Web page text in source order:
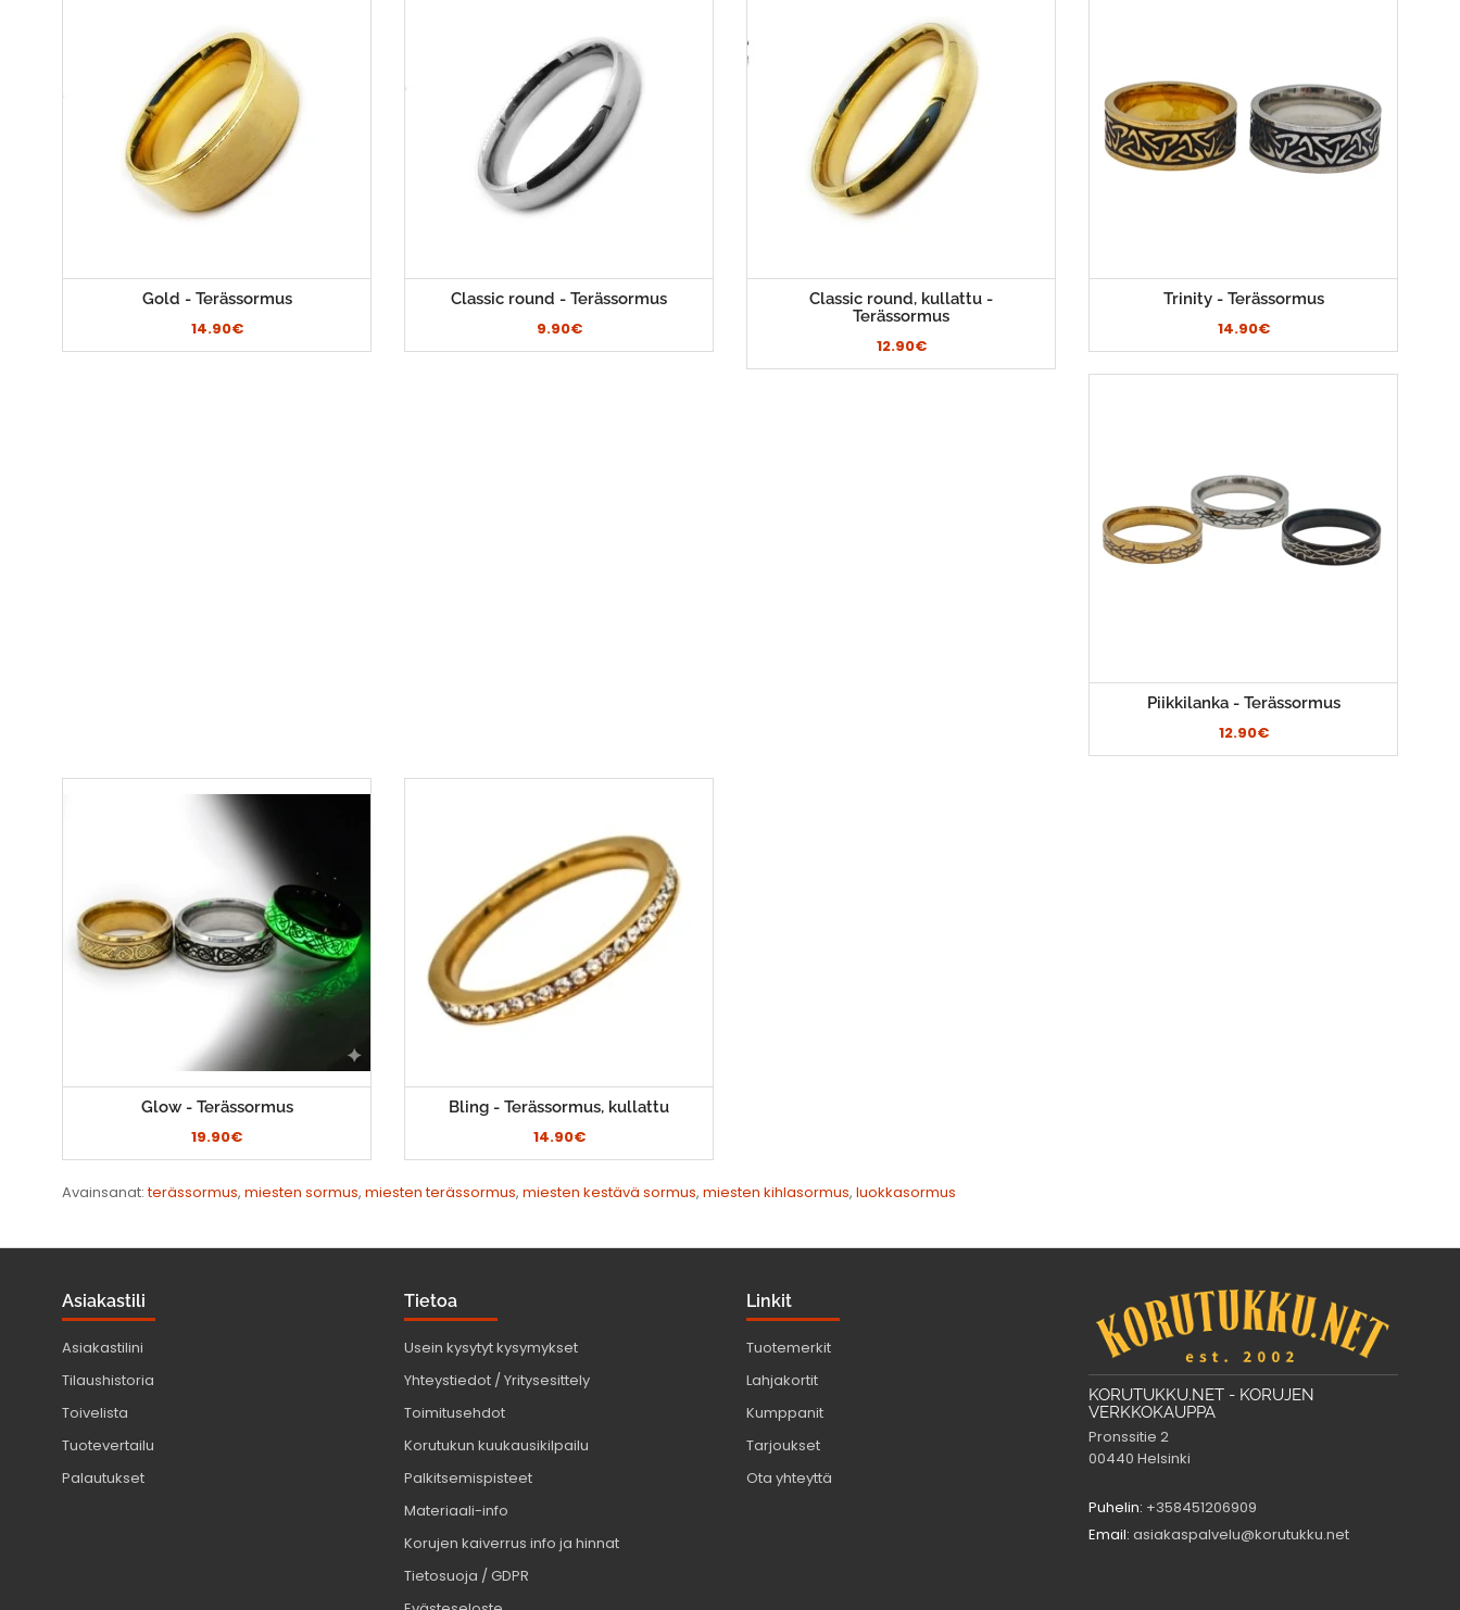
Gold - Terässormus
14.90€
Classic round - Terässormus
9.90€
Classic round, kullattu -
Terässormus
12.90€
Trinity - Terässormus
14.90€
Piikkilanka - Terässormus
12.90€
Glow - Terässormus
19.90€
Bling - Terässormus, kullattu
14.90€
Avainsanat:terässormus, miesten sormus, miesten terässormus, miesten kestävä sormus, miesten kihlasormus, luokkasormus
Asiakastili
Asiakastilini
Tilaushistoria
Toivelista
Tuotevertailu
Palautukset
Tietoa
Usein kysytyt kysymykset
Yhteystiedot / Yritysesittely
Toimitusehdot
Korutukun kuukausikilpailu
Palkitsemispisteet
Materiaali-info
Korujen kaiverrus info ja hinnat
Tietosuoja / GDPR
Linkit
Tuotemerkit
Lahjakortit
Kumppanit
Tarjoukset
Ota yhteyttä
KORUTUKKU.NET - KORUJEN
VERKKOKAUPPA
Pronssitie 2
00440 Helsinki
Puhelin: +358451206909
Email: asiakaspalvelu@korutukku.net